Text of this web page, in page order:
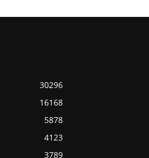
30296
16168
5878
4123
3789